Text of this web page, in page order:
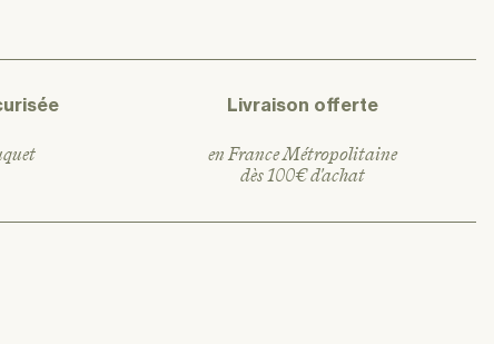
Livraison offerte
en France Métropolitaine
dès 100€ d'achat